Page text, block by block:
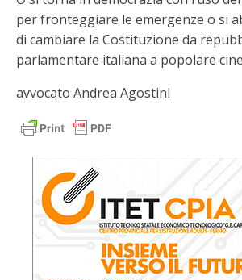
per fronteggiare le emergenze o si
di cambiare la Costituzione da
parlamentare italiana a popolare
avvocato Andrea Agostini